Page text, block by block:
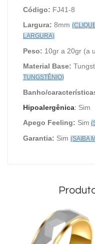
Código: FJ41-8
Largura: 8mm
LARGURA)
Peso: 10gr a 20gr (a
Material Base:
TUNGSTÊNIO)
Banho/
Hipoalergênica: Sim
Apego Feeling: Sim
Garantia: Sim (SAIBA